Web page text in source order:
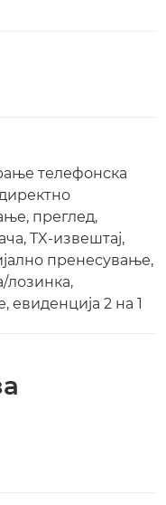
телефонска
преглед,
TX-извештај,
пренесување,
лозинка,
2 на 1